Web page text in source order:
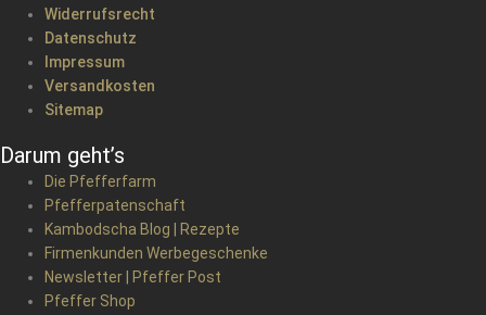
Widerrufsrecht
Datenschutz
Impressum
Versandkosten
Sitemap
Darum geht’s
Die Pfefferfarm
Pfefferpatenschaft
Kambodscha Blog | Rezepte
Firmenkunden Werbegeschenke
Newsletter | Pfeffer Post
Pfeffer Shop